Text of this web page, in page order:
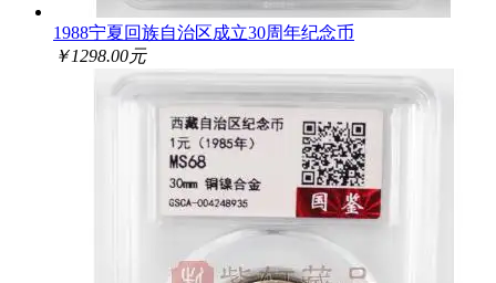
1988宁夏回族自治区成立30周年纪念币
￥1298.00元